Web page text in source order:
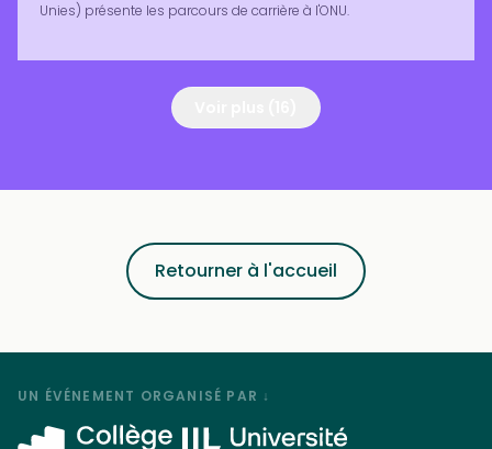
Unies) présente les parcours de carrière à l'ONU.
Retourner à l'accueil
UN ÉVÉNEMENT ORGANISÉ PAR ↓